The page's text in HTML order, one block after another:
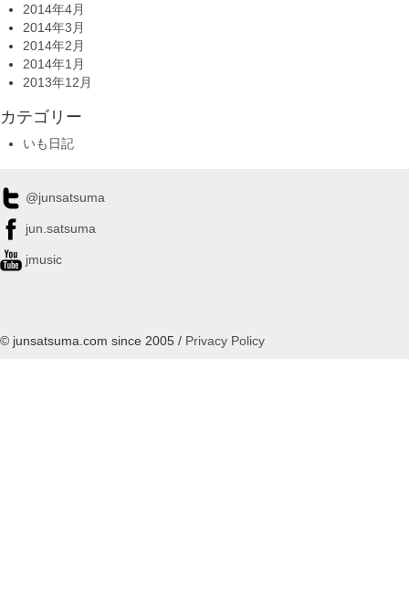
2014年4月
2014年3月
2014年2月
2014年1月
2013年12月
カテゴリー
いも日記
@junsatsuma
jun.satsuma
jmusic
© junsatsuma.com since 2005 / Privacy Policy